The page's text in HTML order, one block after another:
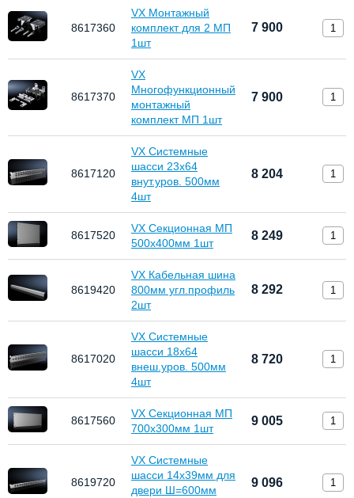
8617360
VX Монтажный
комплект для 2 МП
1шт
7 900
8617370
VX
Многофункционный
монтажный
комплект МП 1шт
7 900
8617120
VX Системные
шасси 23х64
внут.уров. 500мм
4шт
8 204
8617520
VX Секционная МП
500x400мм 1шт
8 249
8619420
VX Кабельная шина
800мм угл.профиль
2шт
8 292
8617020
VX Системные
шасси 18х64
внеш.уров. 500мм
4шт
8 720
8617560
VX Секционная МП
700x300мм 1шт
9 005
8619720
VX Системные
шасси 14х39мм для
двери Ш=600мм
9 096